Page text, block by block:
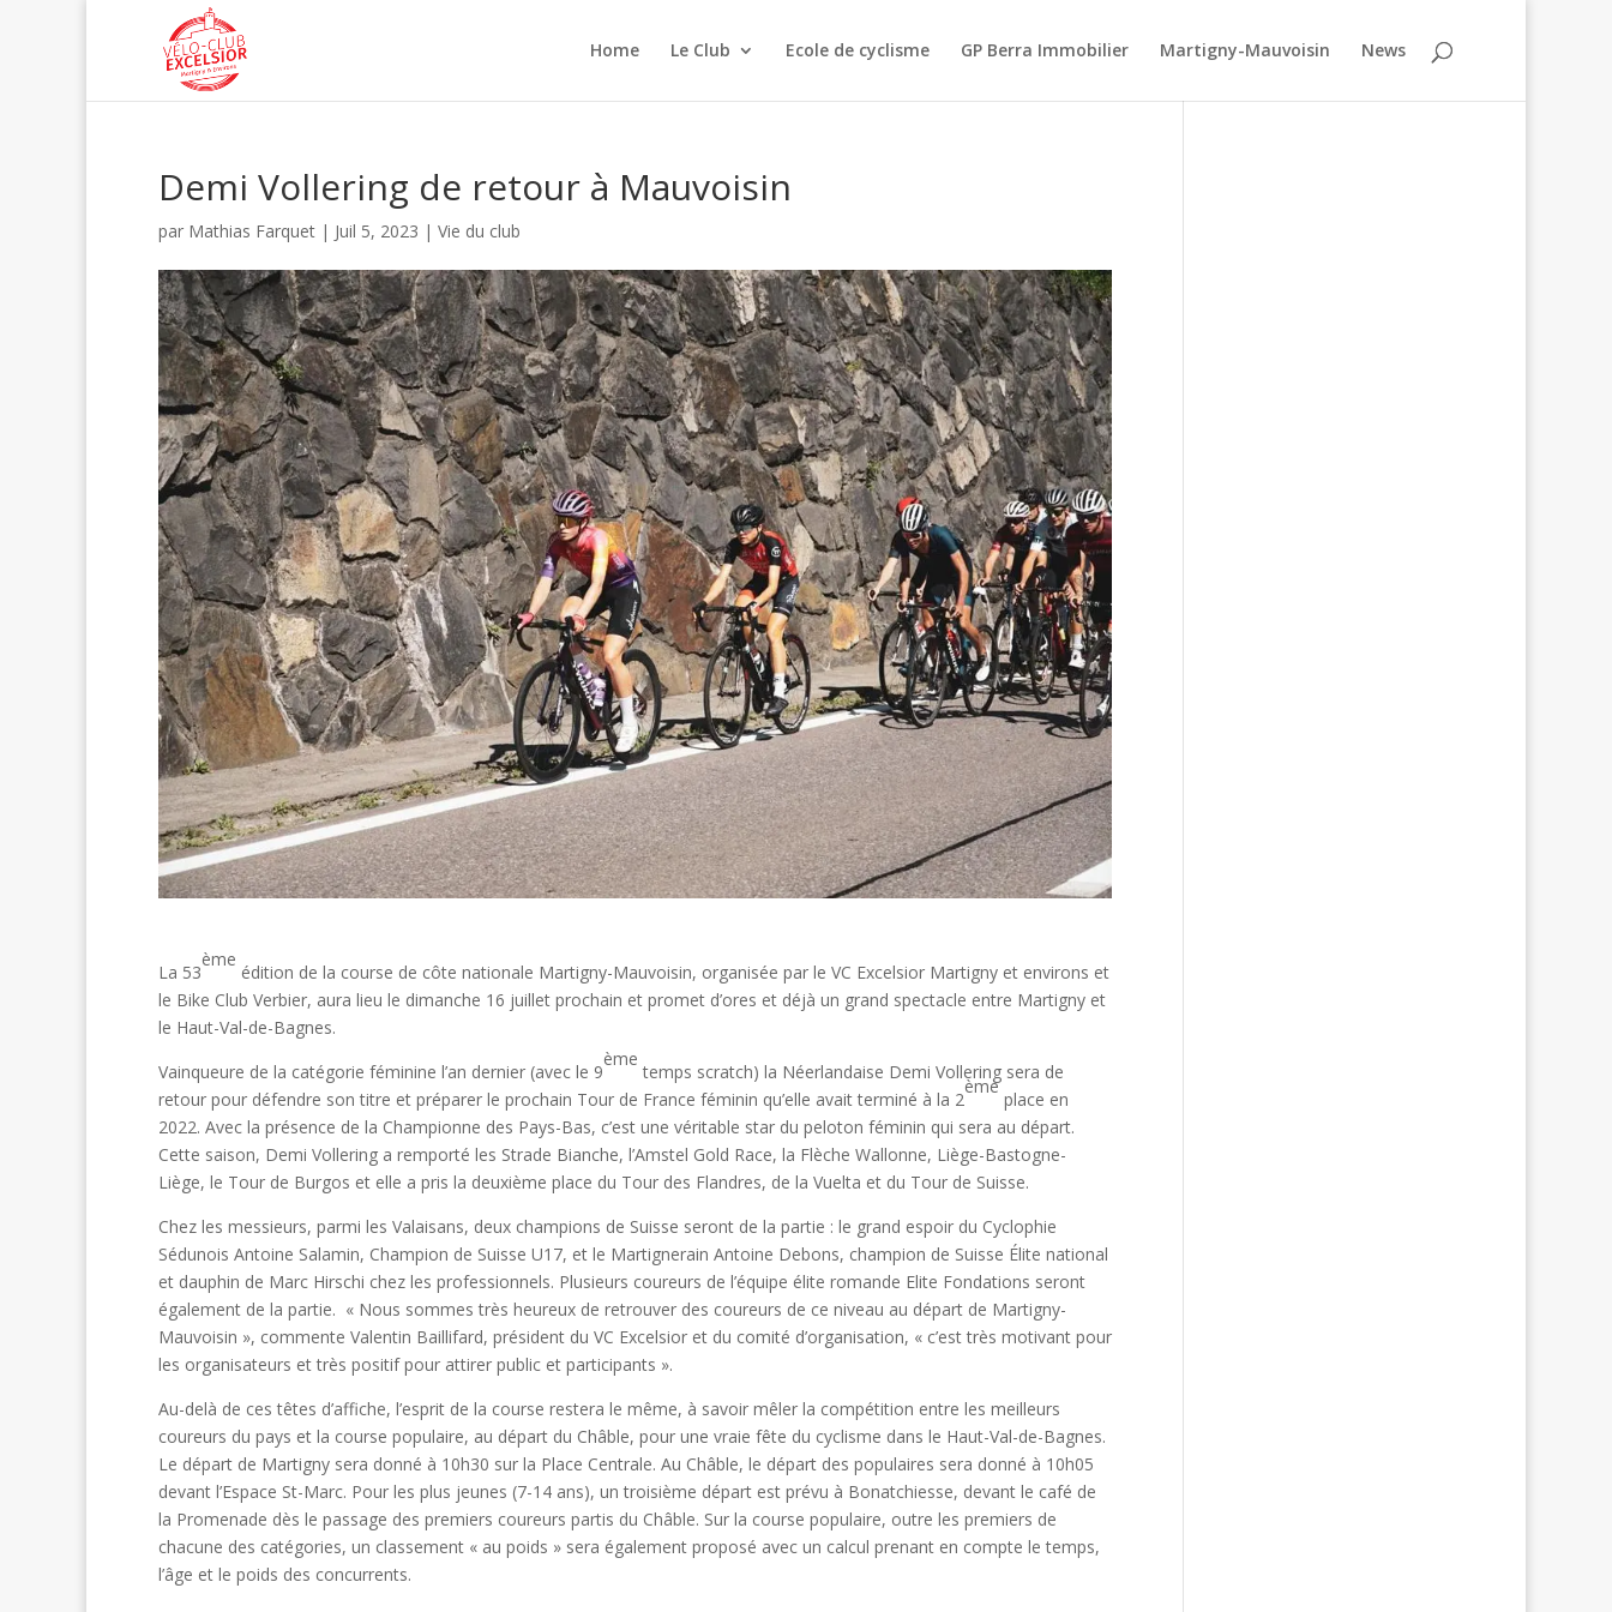
Home Le Club Ecole de cyclisme GP Berra Immobilier Martigny-Mauvoisin News
Demi Vollering de retour à Mauvoisin
par Mathias Farquet | Juil 5, 2023 | Vie du club
La 53
ème
édition de la course de côte nationale Martigny-Mauvoisin, organisée par le VC Excelsior Martigny et environs et
le Bike Club Verbier, aura lieu le dimanche 16 juillet prochain et promet d’ores et déjà un grand spectacle entre Martigny et
le Haut-Val-de-Bagnes.
Vainqueure de la catégorie féminine l’an dernier (avec le 9
ème
temps scratch) la Néerlandaise Demi Vollering sera de
retour pour défendre son titre et préparer le prochain Tour de France féminin qu’elle avait terminé à la 2
ème
place en
2022. Avec la présence de la Championne des Pays-Bas, c’est une véritable star du peloton féminin qui sera au départ.
Cette saison, Demi Vollering a remporté les Strade Bianche, l’Amstel Gold Race, la Flèche Wallonne, Liège-Bastogne-
Liège, le Tour de Burgos et elle a pris la deuxième place du Tour des Flandres, de la Vuelta et du Tour de Suisse.
Chez les messieurs, parmi les Valaisans, deux champions de Suisse seront de la partie : le grand espoir du Cyclophie
Sédunois Antoine Salamin, Champion de Suisse U17, et le Martignerain Antoine Debons, champion de Suisse Élite national
et dauphin de Marc Hirschi chez les professionnels. Plusieurs coureurs de l’équipe élite romande Elite Fondations seront
également de la partie. « Nous sommes très heureux de retrouver des coureurs de ce niveau au départ de Martigny-
Mauvoisin », commente Valentin Baillifard, président du VC Excelsior et du comité d’organisation, « c’est très motivant pour
les organisateurs et très positif pour attirer public et participants ».
Au-delà de ces têtes d’affiche, l’esprit de la course restera le même, à savoir mêler la compétition entre les meilleurs
coureurs du pays et la course populaire, au départ du Châble, pour une vraie fête du cyclisme dans le Haut-Val-de-Bagnes.
Le départ de Martigny sera donné à 10h30 sur la Place Centrale. Au Châble, le départ des populaires sera donné à 10h05
devant l’Espace St-Marc. Pour les plus jeunes (7-14 ans), un troisième départ est prévu à Bonatchiesse, devant le café de
la Promenade dès le passage des premiers coureurs partis du Châble. Sur la course populaire, outre les premiers de
chacune des catégories, un classement « au poids » sera également proposé avec un calcul prenant en compte le temps,
l’âge et le poids des concurrents.